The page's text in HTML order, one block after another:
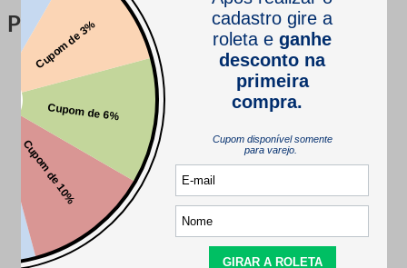
Perguntas & respostas
Este produto ainda não tem perguntas
SEJA O PRIMEIRO A PERGUNTAR